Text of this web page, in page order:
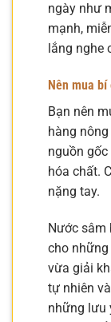
ngày như
mạnh,
lắng nghe
Nên mua
Bạn nên
hàng
nguồn
hóa chất.
nặng tay.
Nước sâm
cho
vừa giải
tự nhiên
những lưu